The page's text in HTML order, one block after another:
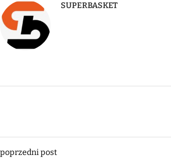
SUPERBASKET
poprzedni post